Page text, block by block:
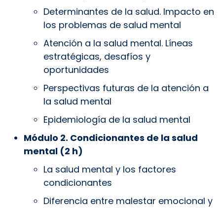
Determinantes de la salud. Impacto en
los problemas de salud mental
Atención a la salud mental. Líneas
estratégicas, desafíos y
oportunidades
Perspectivas futuras de la atención a
la salud mental
Epidemiología de la salud mental
Módulo 2. Condicionantes de la salud
mental (2 h)
La salud mental y los factores
condicionantes
Diferencia entre malestar emocional y